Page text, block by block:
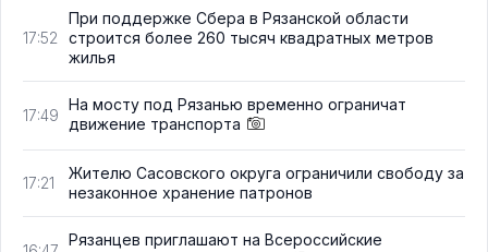
17:52
При поддержке Сбера в Рязанской области
строится более 260 тысяч квадратных метров
жилья
17:49
На мосту под Рязанью временно ограничат
движение транспорта
17:21
Жителю Сасовского округа ограничили свободу за
незаконное хранение патронов
Рязанцев приглашают на Всероссийские